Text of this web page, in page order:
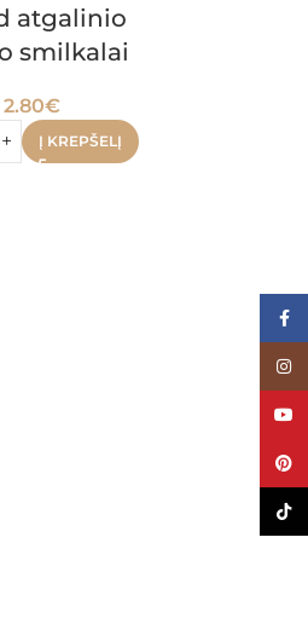
atgalinio
smilkalai
2.80€
Į KREPŠELĮ